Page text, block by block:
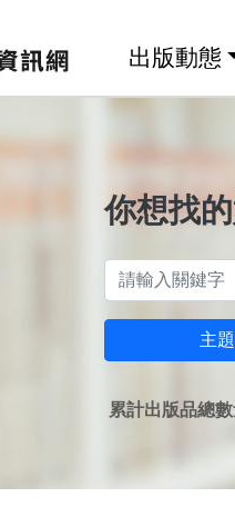
出版動態
你想找
主
累計出版品總